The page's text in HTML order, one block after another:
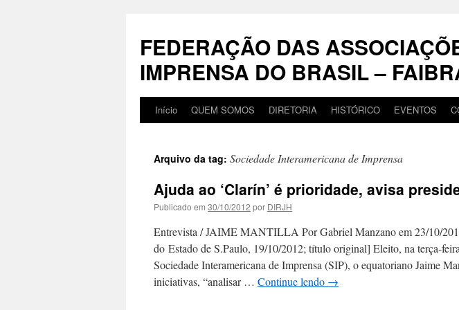
conteúdo
FEDERAÇÃO DAS
IMPRENSA DO BRASIL –
Início QUEM SOMOS DIRETORIA HISTÓRICO EVENTOS
Arquivo da tag: Sociedade Interamericana de Imprensa
Ajuda ao ‘Clarín’ é prioridade, avisa
Publicado em 30/10/2012 por DIRJH
Entrevista / JAIME MANTILLA Por Gabriel Manzano em 23/10/
do Estado de S.Paulo, 19/10/2012; título original] Eleito, na terça-
Sociedade Interamericana de Imprensa (SIP), o equatoriano Jaime
iniciativas, “analisar … Continue lendo →